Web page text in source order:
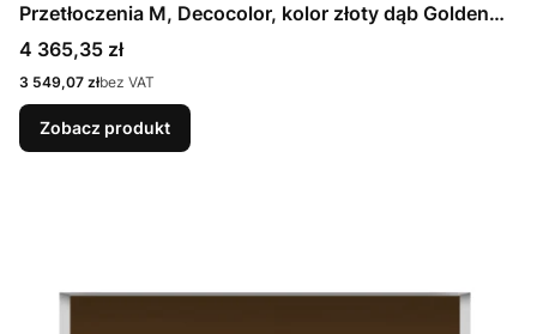
Przetłoczenia M, Decocolor, kolor złoty dąb Golden
Oak + Prowadzenie N
Cena
4 365,35 zł
Cena
3 549,07 złbez VAT
Zobacz produkt